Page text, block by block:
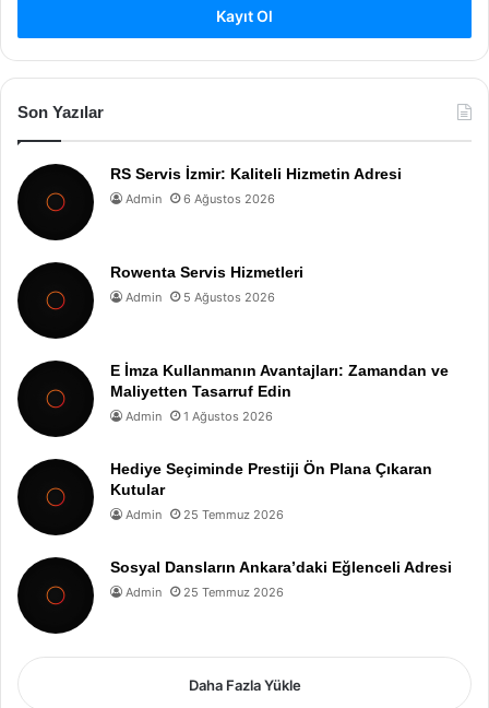
Kayıt Ol
Son Yazılar
RS Servis İzmir: Kaliteli Hizmetin Adresi
Admin 6 Ağustos 2026
Rowenta Servis Hizmetleri
Admin 5 Ağustos 2026
E İmza Kullanmanın Avantajları: Zamandan ve
Maliyetten Tasarruf Edin
Admin 1 Ağustos 2026
Hediye Seçiminde Prestiji Ön Plana Çıkaran
Kutular
Admin 25 Temmuz 2026
Sosyal Dansların Ankara’daki Eğlenceli Adresi
Admin 25 Temmuz 2026
Daha Fazla Yükle